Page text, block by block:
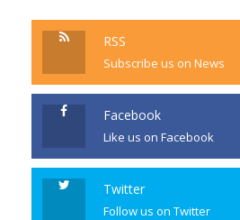
RSS
Subscribe us on News
Facebook
Like us on Facebook
Twitter
Follow us on Twitter